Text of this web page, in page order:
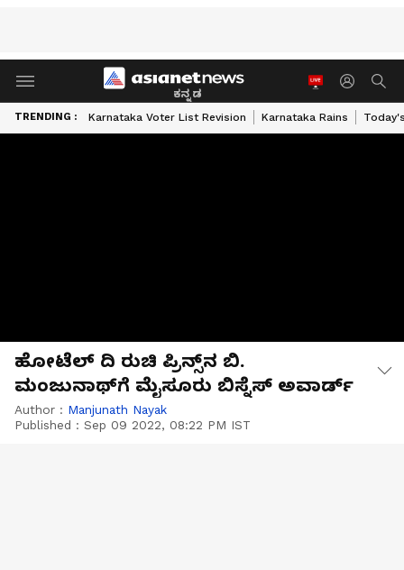
ಕನ್ನಡ
TRENDING : Karnataka Voter List Revision Karnataka Rains
ಹೋಟೆಲ್ ದಿ ರುಚಿ ಪ್ರಿನ್ಸ್‌ನ ಬಿ.
ಮಂಜುನಾಥ್‌ಗೆ ಮೈಸೂರು ಬಿಸ್ನೆಸ್ ಅವಾರ್ಡ್
Author : Manjunath Nayak
Published : Sep 09 2022, 08:22 PM IST